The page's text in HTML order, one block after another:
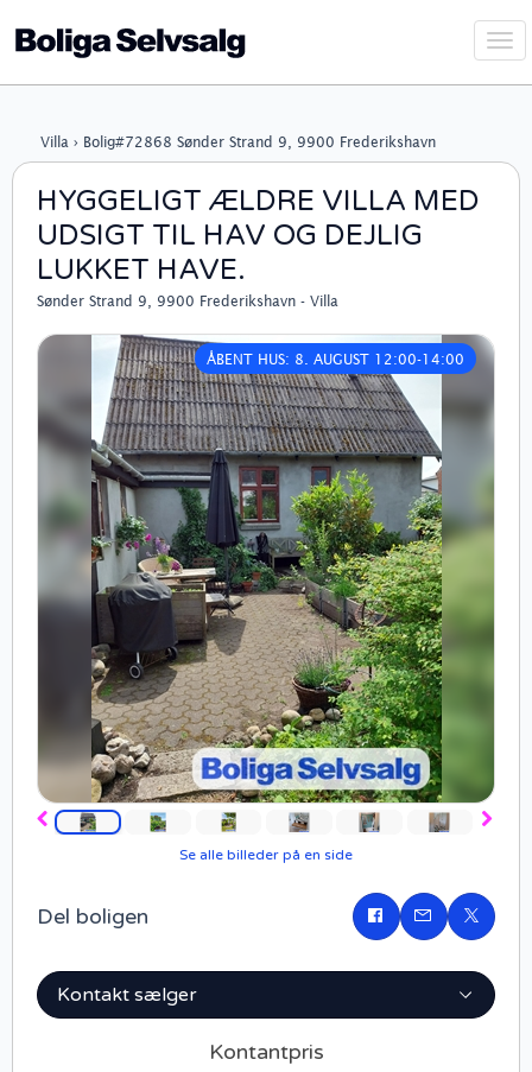
Vis
Villa › Bolig#72868 Sønder Strand 9, 9900 Frederikshavn
HYGGELIGT ÆLDRE VILLA MED
UDSIGT TIL HAV OG DEJLIG
LUKKET HAVE.
Sønder Strand 9, 9900 Frederikshavn - Villa
Forrige
ÅBENT HUS: 8. AUGUST 12:00-14:00
Se alle billeder på en side
Del boligen
Del
på
Kontakt sælger
Kontantpris